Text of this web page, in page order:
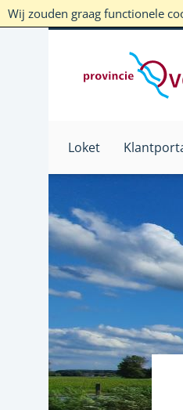
Wij zouden graag functionele
Loket